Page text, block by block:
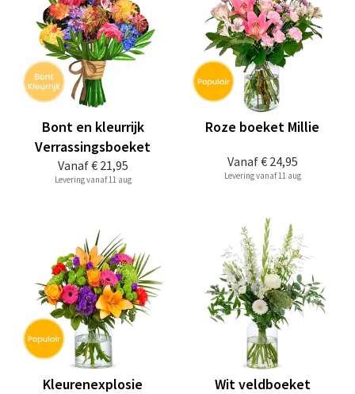
Vanaf€ 21,95
Bont en kleurrijk
Verrassingsboeket
Levering vanaf 11 aug
Vanaf€ 24,95
Roze boeket Millie
Levering vanaf 11 aug
Kleurenexplosie Wit veldboeket